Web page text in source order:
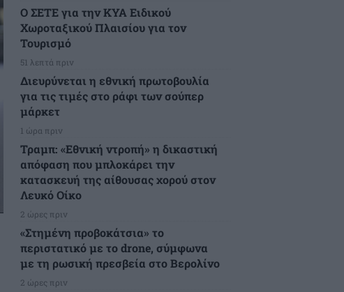
Ο ΣΕΤΕ για την ΚΥΑ Ειδικού
Χωροταξικού Πλαισίου για τον
Τουρισμό
51 λεπτά πριν
Διευρύνεται η εθνική πρωτοβουλία
για τις τιμές στο ράφι των σούπερ
μάρκετ
1 ώρα πριν
Τραμπ: «Εθνική ντροπή» η δικαστική
απόφαση που μπλοκάρει την
κατασκευή της αίθουσας χορού στον
Λευκό Οίκο
2 ώρες πριν
«Στημένη προβοκάτσια» το
περιστατικό με το drone, σύμφωνα
με τη ρωσική πρεσβεία στο Βερολίνο
2 ώρες πριν